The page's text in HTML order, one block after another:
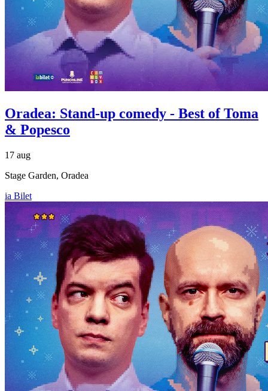
Oradea: Stand-up comedy - Best ofToma
& Popesco
17 aug
Stage Garden, Oradea
ia Bilet